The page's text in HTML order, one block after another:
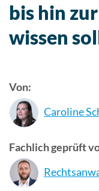
bis hin
wissen
Von:
Caroline
Fachlich geprüft